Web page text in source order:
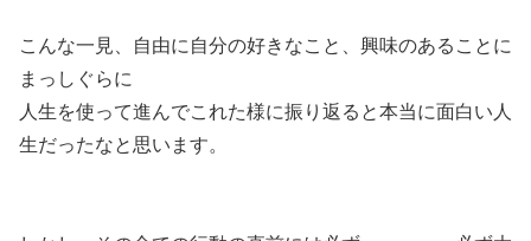
こんな一見、自由に自分の好きなこと、興味のあることに
まっしぐらに
人生を使って進んでこれた様に振り返ると本当に面白い人
生だったなと思います。